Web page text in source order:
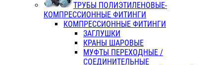
ТРУБЫ ПОЛИЭТИЛЕНОВЫЕ-
КОМПРЕССИОННЫЕ ФИТИНГИ
КОМПРЕССИОННЫЕ ФИТИНГИ
ЗАГЛУШКИ
КРАНЫ ШАРОВЫЕ
МУФТЫ ПЕРЕХОДНЫЕ /
СОЕДИНИТЕЛЬНЫЕ